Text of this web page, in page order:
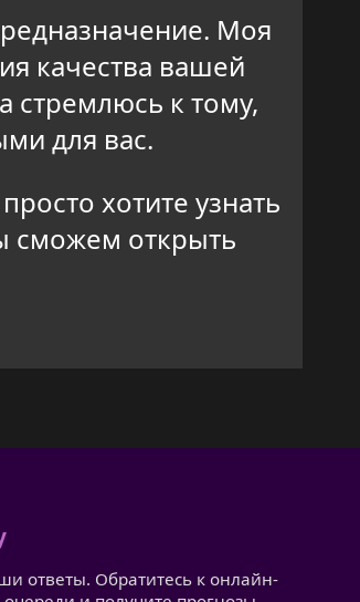
Моя
качества вашей
стремлюсь к тому,
для вас.
хотите узнать
сможем открыть
ответы. Обратитесь к онлайн-